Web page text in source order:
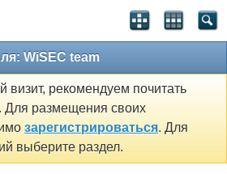
WiSEC team
визит, рекомендуем почитать
Для размещения своих
зарегистрироваться. Для
выберите раздел.